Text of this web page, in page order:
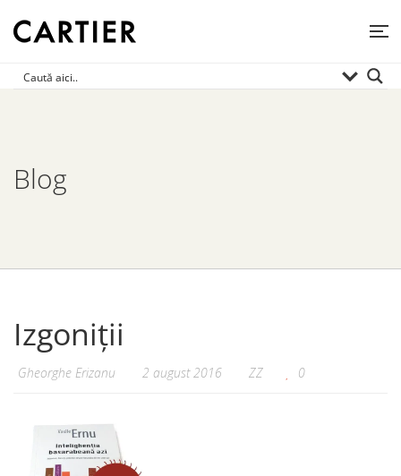
Blog
Izgoniții
Gheorghe Erizanu 2 august 2016 ZZ 0